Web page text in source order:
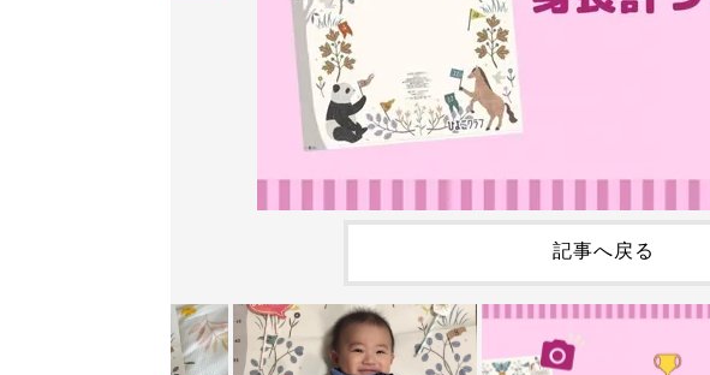
記事へ戻る